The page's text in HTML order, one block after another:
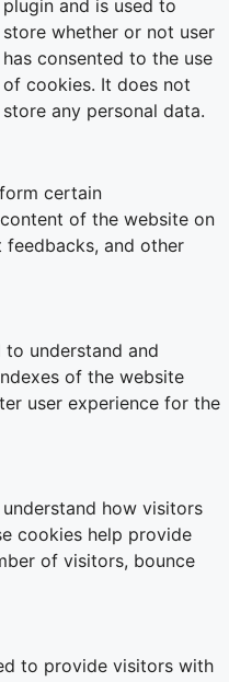
plugin and is used to
store whether or not user
has consented to the use
of cookies. It does not
store any personal data.
certain
of the website on
and other
understand and
of the website
user experience for the
how visitors
cookies help provide
of visitors, bounce
to provide visitors with